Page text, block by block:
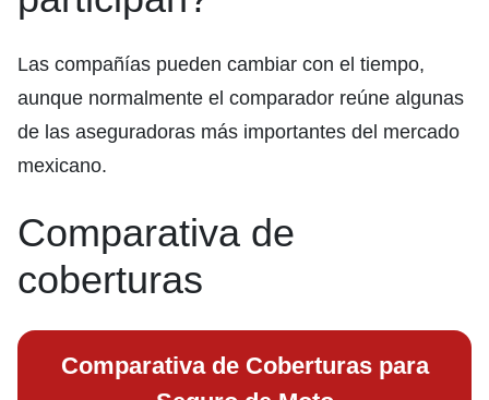
Las compañías pueden cambiar con el tiempo,
aunque normalmente el comparador reúne algunas
de las aseguradoras más importantes del mercado
mexicano.
Comparativa de
coberturas
Comparativa de Coberturas para